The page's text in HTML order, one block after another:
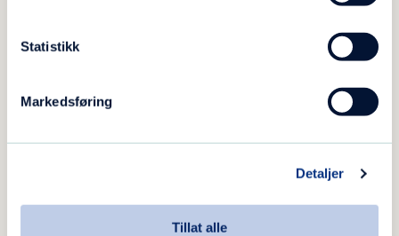
Statistikk
Markedsføring
Detaljer
Tillat alle